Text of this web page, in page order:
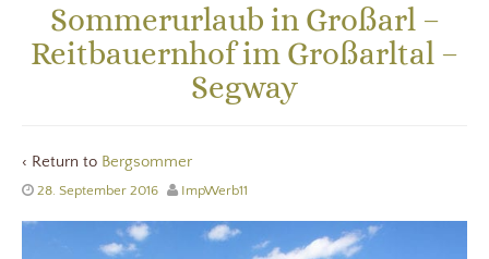
Sommerurlaub in Großarl –
Reitbauernhof im Großarltal –
Segway
‹ Return to Bergsommer
28. September 2016 ImpWerb11